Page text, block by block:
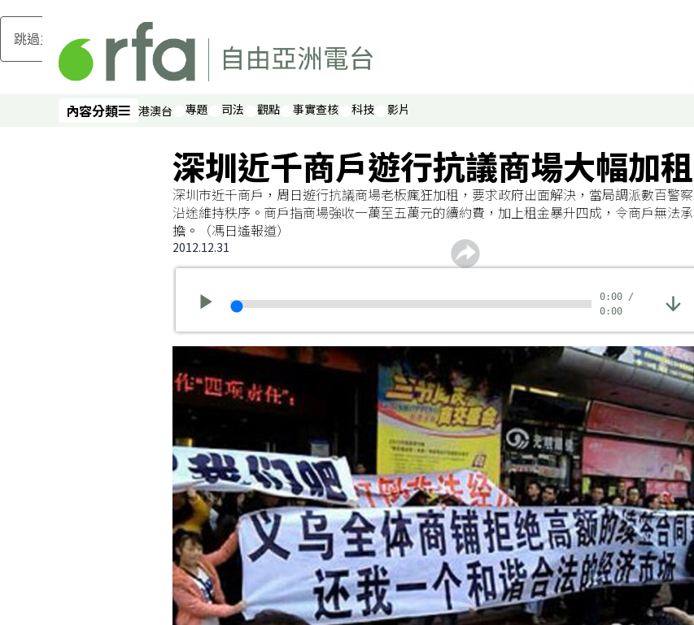
跳過主要內容
內容分類
內容分類 港澳台 專題 司法 觀點 事實查核 科技 影片
深圳近千商戶遊行抗議商場大幅加租
深圳市近千商戶，周日遊行抗議商場老板瘋狂加租，要求政府出面解決，當局調派數百警察
沿途維持秩序。商戶指商場強收一萬至五萬元的續約費，加上租金暴升四成，令商戶無法承
擔。（馮日遙報道）
2012.12.31
0:00 /
0:00